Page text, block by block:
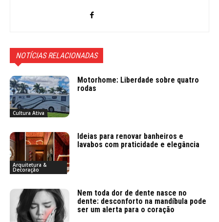
NOTÍCIAS RELACIONADAS
Cultura Ativa
Motorhome: Liberdade sobre quatro
rodas
Arquitetura &
Decoração
Ideias para renovar banheiros e
lavabos com praticidade e elegância
Nem toda dor de dente nasce no
dente: desconforto na mandíbula pode
ser um alerta para o coração